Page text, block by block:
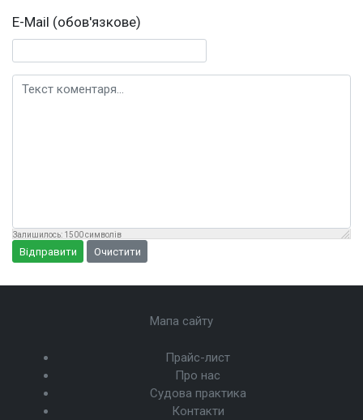
E-Mail (обов'язкове)
Текст коментаря
Залишилось: 1500символів
Відправити Очистити
Прайс-лист
Про нас
Судова практика
Контакти
Мапа сайту